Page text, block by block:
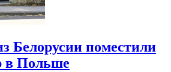
Белорусии поместили
в Польше